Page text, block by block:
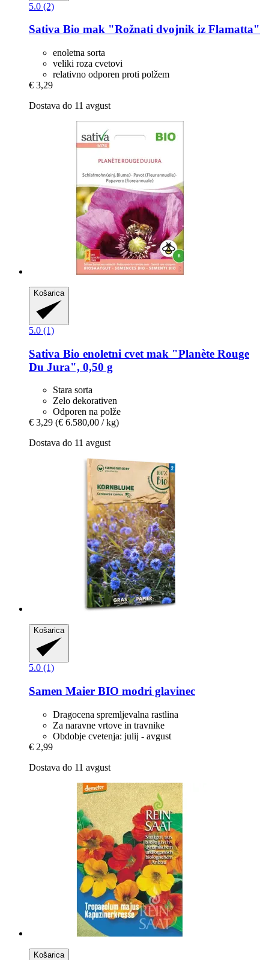
5.0 (2)
Sativa Bio mak "Rožnati dvojnik iz Flamatta"
enoletna sorta
veliki roza cvetovi
relativno odporen proti polžem
€ 3,29
Dostava do 11 avgust
Košarica
5.0 (1)
Sativa Bio enoletni cvet mak "Planète Rouge
Du Jura", 0,50 g
Stara sorta
Zelo dekorativen
Odporen na polže
€ 3,29 (€ 6.580,00 / kg)
Dostava do 11 avgust
Košarica
5.0 (1)
Samen Maier BIO modri glavinec
Dragocena spremljevalna rastlina
Za naravne vrtove in travnike
Obdobje cvetenja: julij - avgust
€ 2,99
Dostava do 11 avgust
Košarica